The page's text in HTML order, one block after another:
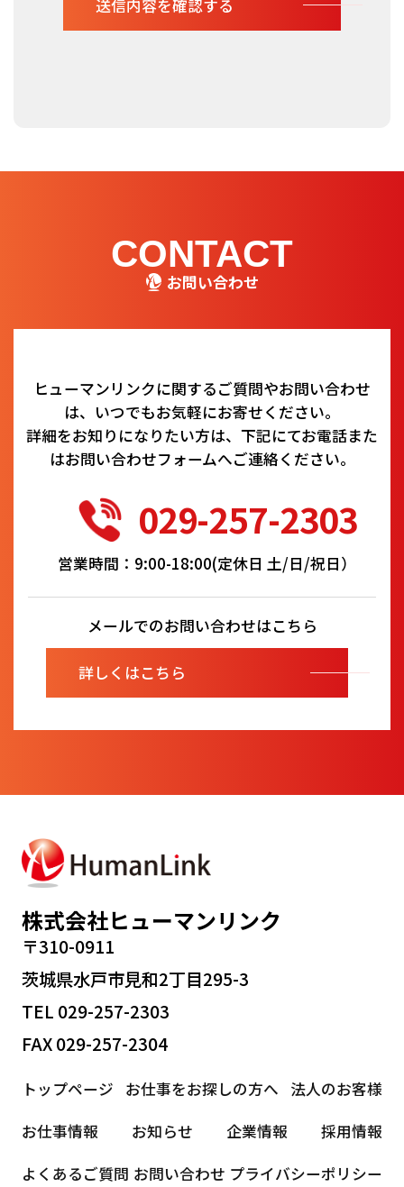
CONTACT
お問い合わせ
ヒューマンリンクに関するご質問やお問い合わせ
は、いつでもお気軽にお寄せください。
詳細をお知りになりたい方は、下記にてお電話また
はお問い合わせフォームへご連絡ください。
029-257-2303
営業時間：9:00-18:00(定休日 土/日/祝日）
メールでのお問い合わせはこちら
詳しくはこちら
株式会社ヒューマンリンク
〒310-0911
茨城県水戸市見和2丁目295-3
TEL 029-257-2303
FAX 029-257-2304
トップページ お仕事をお探しの方へ
法人のお客様
お仕事情報
お知らせ 企業情報
採用情報
よくあるご質問 お問い合わせ プライバシーポリシー